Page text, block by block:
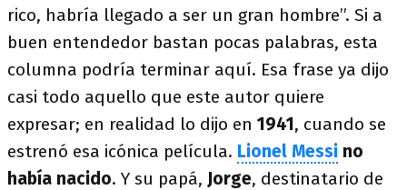
rico, habría llegado a ser un gran hombre”. Si a
buen entendedor bastan pocas palabras, esta
columna podría terminar aquí. Esa frase ya dijo
casi todo aquello que este autor quiere
expresar; en realidad lo dijo en 1941, cuando se
estrenó esa icónica película. Lionel Messi no
había nacido. Y su papá, Jorge, destinatario de